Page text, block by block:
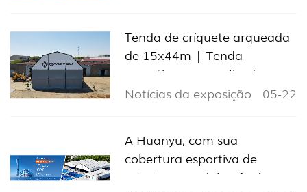
Tenda de críquete arqueada
de 15x44m | Tenda
esportiva personalizada para
Chipre
Notícias da exposição 05-22
A Huanyu, com sua
cobertura esportiva de
estrutura modular, fará sua